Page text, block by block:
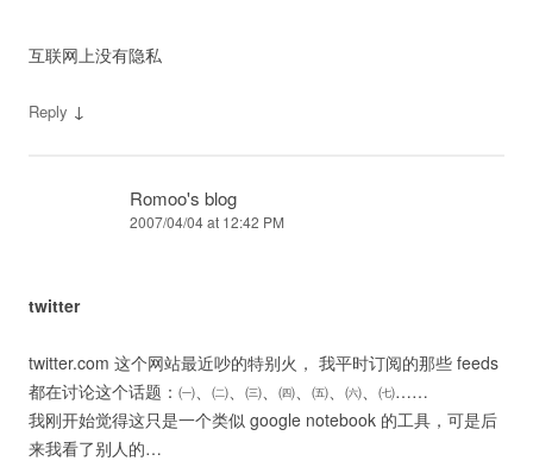
互联网上没有隐私
Reply ↓
Romoo's blog
2007/04/04 at 12:42 PM
twitter
twitter.com 这个网站最近吵的特别火， 我平时订阅的那些 feeds
都在讨论这个话题：㈠、㈡、㈢、㈣、㈤、㈥、㈦……
我刚开始觉得这只是一个类似 google notebook 的工具，可是后
来我看了别人的…